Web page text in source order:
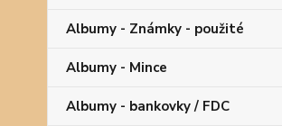
Albumy - Známky - použité
Albumy - Mince
Albumy - bankovky / FDC